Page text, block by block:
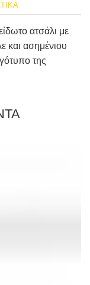
ατσάλι με
και ασημένιου
της